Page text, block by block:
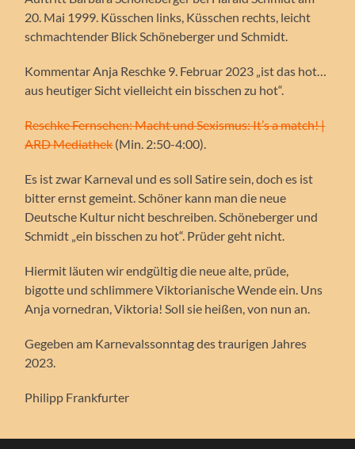
20. Mai 1999. Küsschen links, Küsschen rechts, leicht
schmachtender Blick Schöneberger und Schmidt.
Kommentar Anja Reschke 9. Februar 2023 „ist das hot…
aus heutiger Sicht vielleicht ein bisschen zu hot“.
Reschke Fernsehen: Macht und Sexismus: It’s a match! |
ARD Mediathek(Min. 2:50-4:00).
Es ist zwar Karneval und es soll Satire sein, doch es ist
bitter ernst gemeint. Schöner kann man die neue
Deutsche Kultur nicht beschreiben. Schöneberger und
Schmidt „ein bisschen zu hot“. Prüder geht nicht.
Hiermit läuten wir endgültig die neue alte, prüde,
bigotte und schlimmere Viktorianische Wende ein. Uns
Anja vornedran, Viktoria! Soll sie heißen, von nun an.
Gegeben am Karnevalssonntag des traurigen Jahres
2023.
Philipp Frankfurter